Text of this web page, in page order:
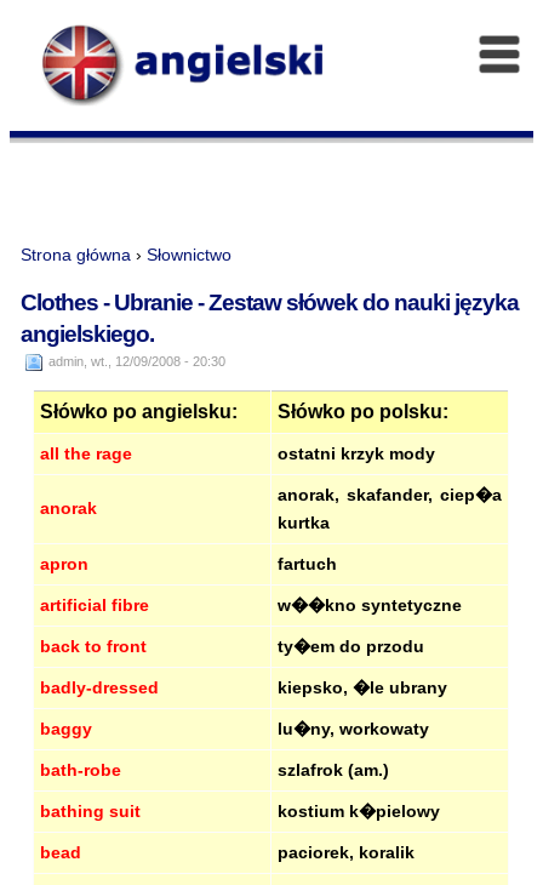
Strona główna› Słownictwo
Clothes - Ubranie - Zestaw słówek do nauki języka
angielskiego.
admin, wt., 12/09/2008 - 20:30
Słówko po angielsku: Słówko po polsku:
all the rage ostatni krzyk mody
anorak
anorak, skafander, ciep�a
kurtka
apron fartuch
artificial fibre w��kno syntetyczne
back to front ty�em do przodu
badly-dressed kiepsko, �le ubrany
baggy lu�ny, workowaty
bath-robe szlafrok (am.)
bathing suit kostium k�pielowy
bead paciorek, koralik